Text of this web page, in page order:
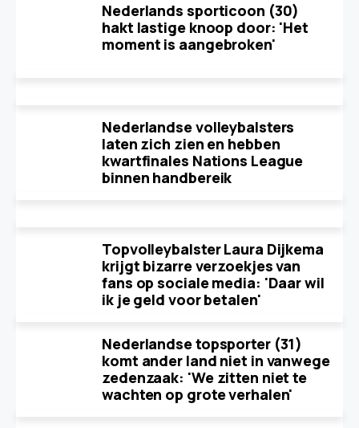
Nederlands sporticoon (30)
hakt lastige knoop door: 'Het
moment is aangebroken'
Nederlandse volleybalsters
laten zich zien en hebben
kwartfinales Nations League
binnen handbereik
Topvolleybalster Laura Dijkema
krijgt bizarre verzoekjes van
fans op sociale media: 'Daar wil
ik je geld voor betalen'
Nederlandse topsporter (31)
komt ander land niet in vanwege
zedenzaak: 'We zitten niet te
wachten op grote verhalen'